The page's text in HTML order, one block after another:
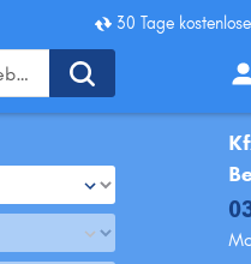
30 Tage